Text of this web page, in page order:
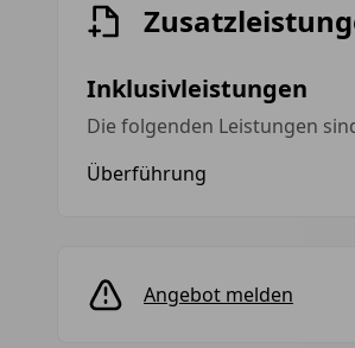
Anzahl der Sitze
Inklusivleistungen
Die folgenden Leistungen
Überführung
Angebot melden